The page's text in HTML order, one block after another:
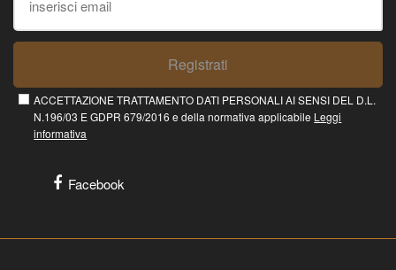
Registrati
ACCETTAZIONE TRATTAMENTO DATI PERSONALI AI SENSI DEL D.L.
N.196/03 E GDPR 679/2016 e della normativa applicabile Leggi
informativa
Facebook